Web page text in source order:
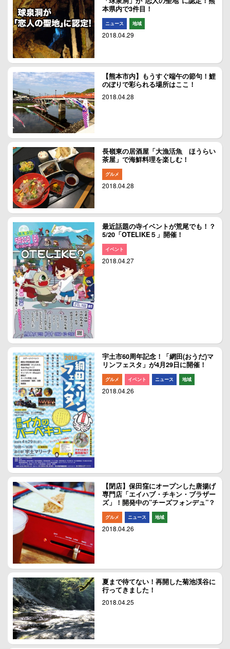
本県内で3件目！
ニュース 地域
2018.04.29
【熊本市内】もうすぐ端午の節句！鯉
のぼりで彩られる場所はここ！
2018.04.28
長嶺東の居酒屋「大漁活魚 ほうらい
茶屋」で海鮮料理を楽しむ！
グルメ
2018.04.28
最近話題の寺イベントが荒尾でも！？
5/20「OTELIKE５」開催！
イベント
2018.04.27
宇土市60周年記念！「網田(おうだ)マ
リンフェスタ」が4月29日に開催！
グルメ イベント ニュース 地域
2018.04.26
【閉店】保田窪にオープンした唐揚げ
専門店「エイハブ・チキン・ブラザー
ズ」！開発中の”チーズフォンデュ”？
グルメ ニュース 地域
2018.04.26
夏まで待てない！再開した菊池渓谷に
行ってきました！
2018.04.25